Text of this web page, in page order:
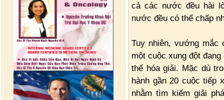
cả các nước đều hài
nước đều có thể chấp
Tuy nhiên, vướng mắc
một cuộc xung đột
thể hóa giải. Mặc dù
hành gần 20 cuộc tiếp
nhằm tìm kiếm giải